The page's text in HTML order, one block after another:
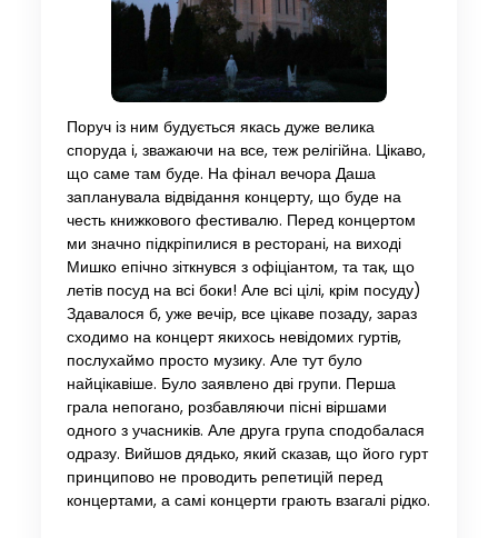
Поруч із ним будується якась дуже велика
споруда і, зважаючи на все, теж релігійна. Цікаво,
що саме там буде. На фінал вечора Даша
запланувала відвідання концерту, що буде на
честь книжкового фестивалю. Перед концертом
ми значно підкріпилися в ресторані, на виході
Мишко епічно зіткнувся з офіціантом, та так, що
летів посуд на всі боки! Але всі цілі, крім посуду)
Здавалося б, уже вечір, все цікаве позаду, зараз
сходимо на концерт якихось невідомих гуртів,
послухаймо просто музику. Але тут було
найцікавіше. Було заявлено дві групи. Перша
грала непогано, розбавляючи пісні віршами
одного з учасників. Але друга група сподобалася
одразу. Вийшов дядько, який сказав, що його гурт
принципово не проводить репетицій перед
концертами, а самі концерти грають взагалі рідко.